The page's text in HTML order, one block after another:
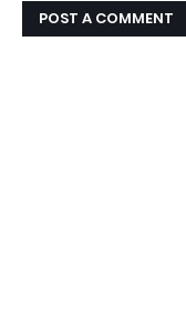
POST A COMMENT